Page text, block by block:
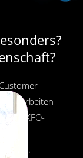
Alle arbeiten
KFO-